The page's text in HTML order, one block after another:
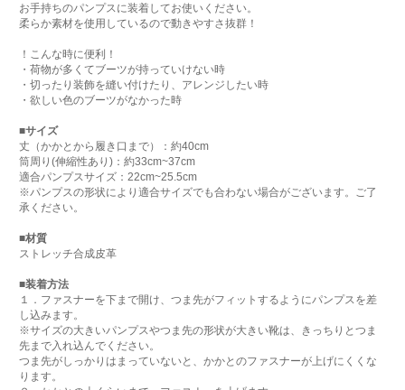
お手持ちのパンプスに装着してお使いください。
柔らか素材を使用しているので動きやすさ抜群！
！こんな時に便利！
・荷物が多くてブーツが持っていけない時
・切ったり装飾を縫い付けたり、アレンジしたい時
・欲しい色のブーツがなかった時
■サイズ
丈（かかとから履き口まで）：約40cm
筒周り(伸縮性あり)：約33cm~37cm
適合パンプスサイズ：22cm~25.5cm
※パンプスの形状により適合サイズでも合わない場合がございます。ご了
承ください。
■材質
ストレッチ合成皮革
■装着方法
１．ファスナーを下まで開け、つま先がフィットするようにパンプスを差
し込みます。
※サイズの大きいパンプスやつま先の形状が大きい靴は、きっちりとつま
先まで入れ込んでください。
つま先がしっかりはまっていないと、かかとのファスナーが上げにくくな
ります。